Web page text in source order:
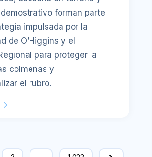
forman parte
impulsada por la
de O’Higgins y el
para proteger la
colmenas y
el rubro.